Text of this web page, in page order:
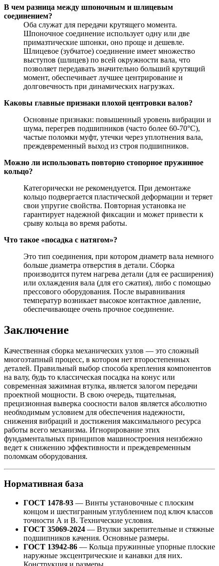
В чем разница между шпоночным и шлицевым
соединением?
Оба служат для передачи крутящего момента.
Шпоночное соединение использует одну или две
примазтические шпонки, оно проще и дешевле.
Шлицевое (зубчатое) соединение имеет множество
выступов (шлицев) по всей окружности вала, что
позволяет передавать значительно больший крутящий
момент, обеспечивает лучшее центрирование и
долговечность при динамических нагрузках.
Каковы главные признаки плохой центровки валов?
Основные признаки: повышенный уровень вибрации и
шума, перегрев подшипников (часто более 60-70°C),
частые поломки муфт, утечки через уплотнения вала,
преждевременный выход из строя подшипников.
Можно ли использовать повторно стопорное пружинное
кольцо?
Категорически не рекомендуется. При демонтаже
кольцо подвергается пластической деформации и теряет
свои упругие свойства. Повторная установка не
гарантирует надежной фиксации и может привести к
срыву кольца во время работы.
Что такое «посадка с натягом»?
Это тип соединения, при котором диаметр вала немного
больше диаметра отверстия в детали. Сборка
производится путем нагрева детали (для ее расширения)
или охлаждения вала (для его сжатия), либо с помощью
прессового оборудования. После выравнивания
температур возникает высокое контактное давление,
обеспечивающее очень прочное соединение.
Заключение
Качественная сборка механических узлов — это сложный
многоэтапный процесс, в котором нет второстепенных
деталей. Правильный выбор способа крепления компонентов
на валу, будь то классическая посадка на конус или
современная зажимная втулка, является залогом передачи
проектной мощности. В свою очередь, тщательная,
прецизионная выверка соосности валов является абсолютно
необходимым условием для обеспечения надежности,
снижения вибраций и достижения максимального ресурса
работы всего механизма. Игнорирование этих
фундаментальных принципов машиностроения неизбежно
ведет к снижению эффективности и преждевременным
поломкам оборудования.
Нормативная база
ГОСТ 1478-93 — Винты установочные с плоским
концом и шестигранным углублением под ключ классов
точности А и В. Технические условия.
ГОСТ 35069-2024 — Втулки закрепительные и стяжные
подшипников качения. Основные размеры.
ГОСТ 13942-86 — Кольца пружинные упорные плоские
наружные эксцентрические и канавки для них.